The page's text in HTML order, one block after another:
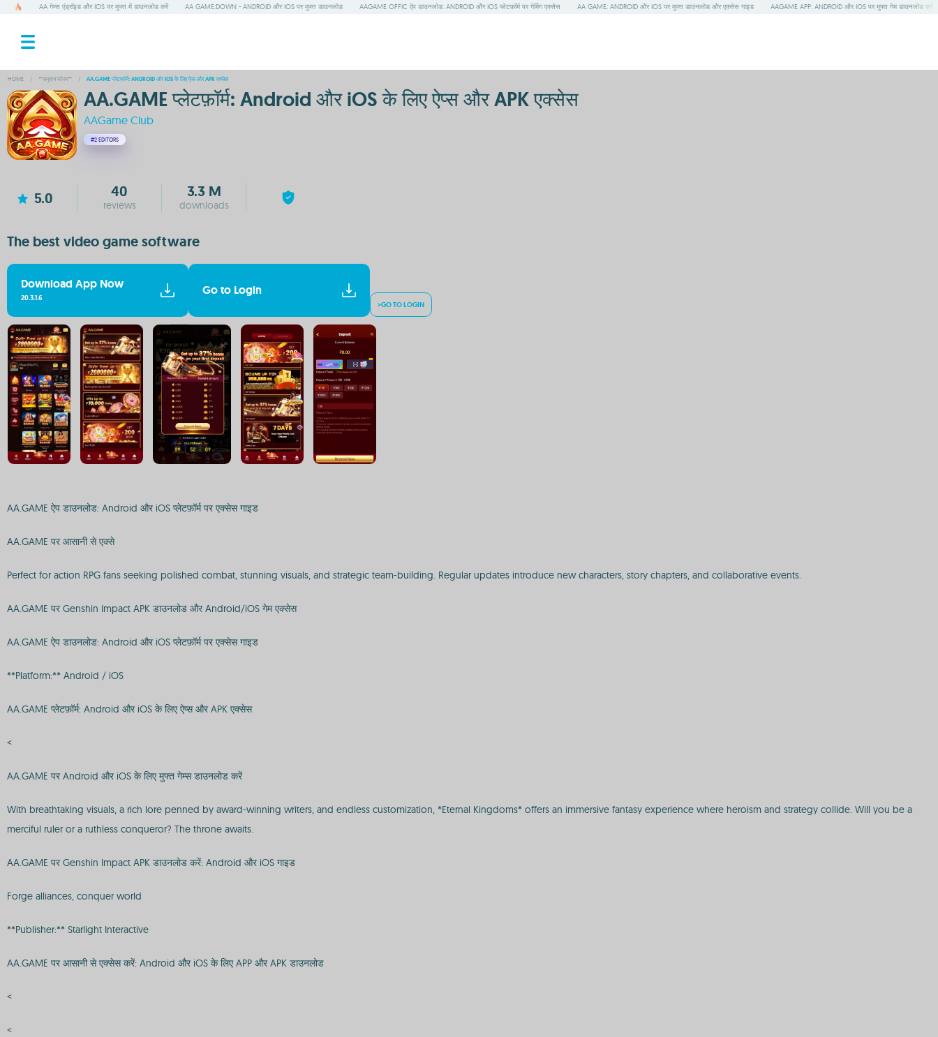
AA गेम्स एंड्रॉइड और IOS पर मुफ्त में डाउनलोड करें AA GAME:DOWN - ANDROID और IOS पर मुफ्त डाउनलोड AAGAME OFFIC ऐप डाउनलोड: ANDROID और IOS प्लेटफ़ॉर्म पर गेमिंग एक्सेस AA GAME: ANDROID और IOS पर मुफ्त डाउनलोड और एक्सेस गाइड AAGAME APP: ANDROID और IOS पर मुफ्त गेम डाउनलोड करें
HOME / **समुदाय फोरम** / AA.GAME प्लेटफ़ॉर्म: ANDROID और IOS के लिए ऐप्स और APK एक्सेस
AA.GAME प्लेटफ़ॉर्म: Android और iOS के लिए ऐप्स और APK एक्सेस
AAGame Club
#2 EDITORS
5.0 40
reviews
3.3 M
downloads
The best video game software
Download App Now
20.3.1.6
Go to Login
>GO TO LOGIN
AA.GAME ऐप डाउनलोड: Android और iOS प्लेटफ़ॉर्म पर एक्सेस गाइड
AA.GAME पर आसानी से एक्से
Perfect for action RPG fans seeking polished combat, stunning visuals, and strategic team-building. Regular updates introduce new characters, story chapters, and collaborative events.
AA.GAME पर Genshin Impact APK डाउनलोड और Android/iOS गेम एक्सेस
AA.GAME ऐप डाउनलोड: Android और iOS प्लेटफ़ॉर्म पर एक्सेस गाइड
**Platform:** Android / iOS
AA.GAME प्लेटफ़ॉर्म: Android और iOS के लिए ऐप्स और APK एक्सेस
<
AA.GAME पर Android और iOS के लिए मुफ्त गेम्स डाउनलोड करें
With breathtaking visuals, a rich lore penned by award-winning writers, and endless customization, *Eternal Kingdoms* offers an immersive fantasy experience where heroism and strategy collide. Will you be a
merciful ruler or a ruthless conqueror? The throne awaits.
AA.GAME पर Genshin Impact APK डाउनलोड करें: Android और iOS गाइड
Forge alliances, conquer world
**Publisher:** Starlight Interactive
AA.GAME पर आसानी से एक्सेस करें: Android और iOS के लिए APP और APK डाउनलोड
<
<